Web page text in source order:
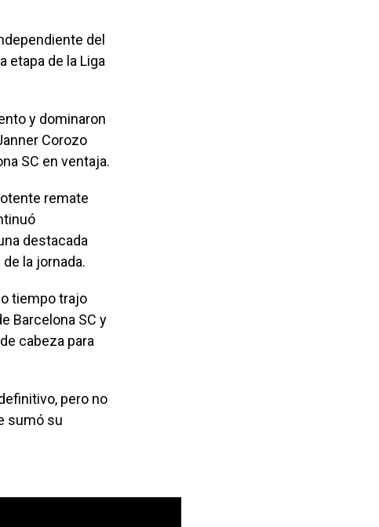
del
etapa de la Liga
y dominaron
Corozo
SC en ventaja.
remate
destacada
la jornada.
tiempo trajo
Barcelona SC y
cabeza para
pero no
sumó su